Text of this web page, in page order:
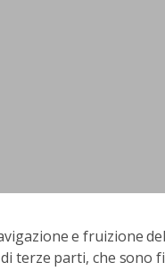
e fruizione
terze parti, che sono